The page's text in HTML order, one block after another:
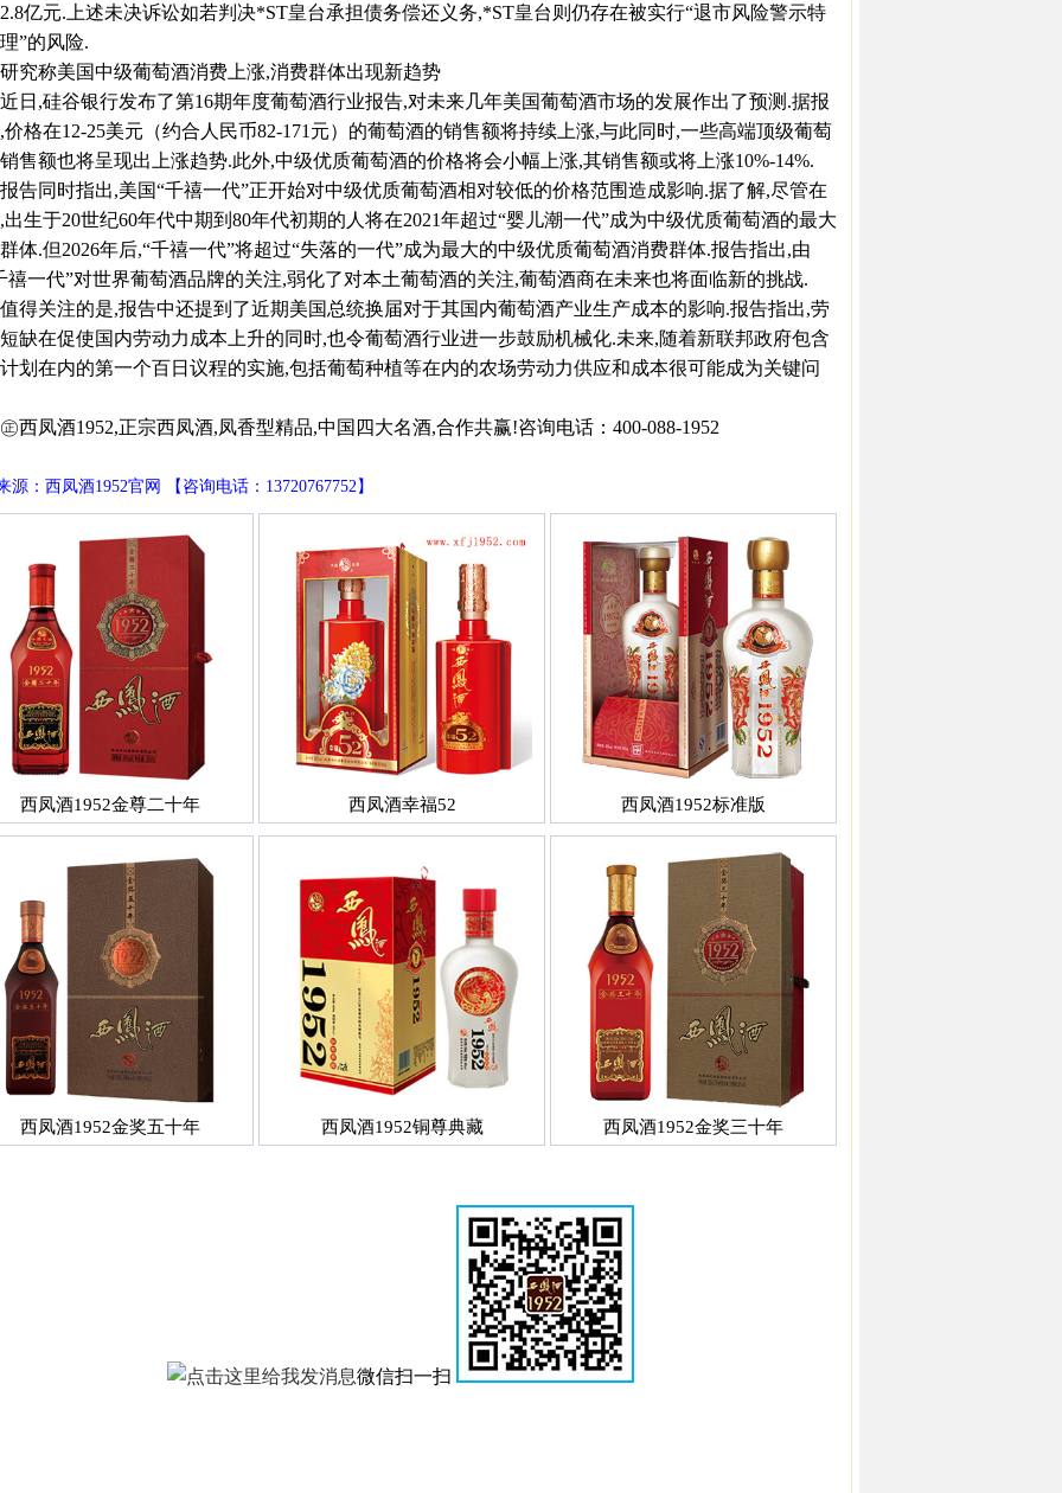
亿元.上述未决诉讼如若判决*ST皇台承担债务偿还义务,*ST皇台则仍存在被实行“退市风险警示特
”的风险.
美国中级葡萄酒消费上涨,消费群体出现新趋势
硅谷银行发布了第16期年度葡萄酒行业报告,对未来几年美国葡萄酒市场的发展作出了预测.据报
价格在12-25美元（约合人民币82-171元）的葡萄酒的销售额将持续上涨,与此同时,一些高端顶级葡萄
售额也将呈现出上涨趋势.此外,中级优质葡萄酒的价格将会小幅上涨,其销售额或将上涨10%-14%.
时指出,美国“千禧一代”正开始对中级优质葡萄酒相对较低的价格范围造成影响.据了解,尽管在
出生于20世纪60年代中期到80年代初期的人将在2021年超过“婴儿潮一代”成为中级优质葡萄酒的最大
体.但2026年后,“千禧一代”将超过“失落的一代”成为最大的中级优质葡萄酒消费群体.报告指出,由
禧一代”对世界葡萄酒品牌的关注,弱化了对本土葡萄酒的关注,葡萄酒商在未来也将面临新的挑战.
注的是,报告中还提到了近期美国总统换届对于其国内葡萄酒产业生产成本的影响.报告指出,劳
缺在促使国内劳动力成本上升的同时,也令葡萄酒行业进一步鼓励机械化.未来,随着新联邦政府包含
划在内的第一个百日议程的实施,包括葡萄种植等在内的农场劳动力供应和成本很可能成为关键问
酒1952,正宗西凤酒,凤香型精品,中国四大名酒,合作共赢!咨询电话：400-088-1952
源：西凤酒1952官网 【咨询电话：13720767752】
西凤酒1952金尊二十年 西凤酒幸福52 西凤酒1952标准版
西凤酒1952金奖五十年 西凤酒1952铜尊典藏 西凤酒1952金奖三十年
微信扫一扫